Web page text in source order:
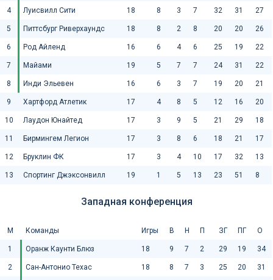
4 Луисвилл Сити 18 8 3 7 32 31 27
5 Питтсбург Риверхаундс 18 8 2 8 20 20 26
6 Род Айленд 16 6 4 6 25 19 22
7 Майами 19 5 7 7 24 31 22
8 Инди Эльевен 16 6 3 7 19 20 21
9 Хартфорд Атлетик 17 4 8 5 12 16 20
10 Лаудон Юнайтед 17 3 9 5 21 29 18
11 Бирмингем Легион 17 3 8 6 18 21 17
12 Бруклин ФК 17 3 4 10 17 32 13
13 Спортинг Джэксонвилл 19 1 5 13 23 51 8
Западная конференция
М Команды Игры В Н П ЗГ ПГ О
1 Оранж Каунти Блюз 18 9 7 2 29 19 34
2 Сан-Антонио Техас 18 8 7 3 25 20 31